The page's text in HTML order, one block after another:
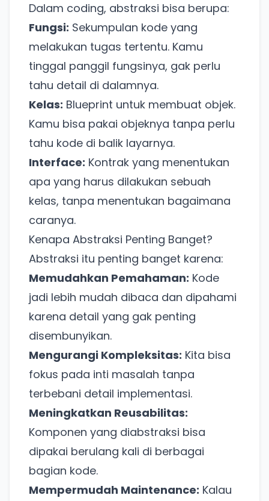
Dalam coding, abstraksi bisa berupa:
Fungsi: Sekumpulan kode yang
melakukan tugas tertentu. Kamu
tinggal panggil fungsinya, gak perlu
tahu detail di dalamnya.
Kelas: Blueprint untuk membuat objek.
Kamu bisa pakai objeknya tanpa perlu
tahu kode di balik layarnya.
Interface: Kontrak yang menentukan
apa yang harus dilakukan sebuah
kelas, tanpa menentukan bagaimana
caranya.
Kenapa Abstraksi Penting Banget?
Abstraksi itu penting banget karena:
Memudahkan Pemahaman: Kode
jadi lebih mudah dibaca dan dipahami
karena detail yang gak penting
disembunyikan.
Mengurangi Kompleksitas: Kita bisa
fokus pada inti masalah tanpa
terbebani detail implementasi.
Meningkatkan Reusabilitas:
Komponen yang diabstraksi bisa
dipakai berulang kali di berbagai
bagian kode.
Mempermudah Maintenance: Kalau